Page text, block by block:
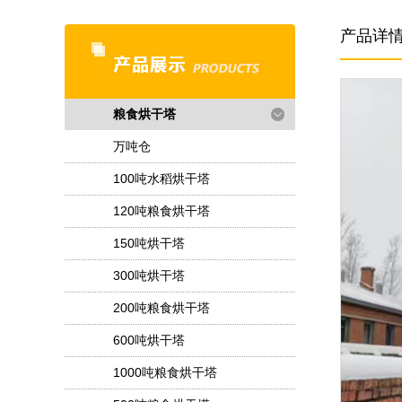
粮食烘干塔
万吨仓
100吨水稻烘干塔
120吨粮食烘干塔
150吨烘干塔
300吨烘干塔
200吨粮食烘干塔
600吨烘干塔
1000吨粮食烘干塔
产品详